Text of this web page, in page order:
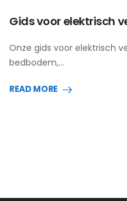
Gids voor elektrisch
Onze gids voor elektrisch
bedbodem,…
READ MORE